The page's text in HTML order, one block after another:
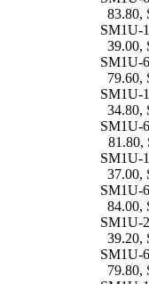
83.80,
SM1U-
39.00,
SM1U-
79.60,
SM1U-
34.80,
SM1U-
81.80,
SM1U-
37.00,
SM1U-
84.00,
SM1U-
39.20,
SM1U-
79.80,